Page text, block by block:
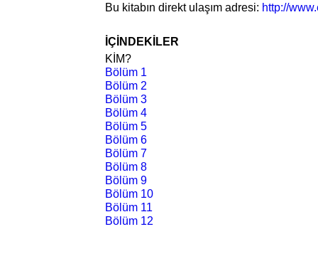
Bu kitabın direkt ulaşım adresi: http://
İÇİNDEKİLER
KİM?
Bölüm 1
Bölüm 2
Bölüm 3
Bölüm 4
Bölüm 5
Bölüm 6
Bölüm 7
Bölüm 8
Bölüm 9
Bölüm 10
Bölüm 11
Bölüm 12